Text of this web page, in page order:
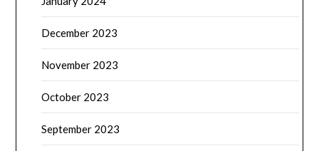
December 2023
November 2023
October 2023
September 2023